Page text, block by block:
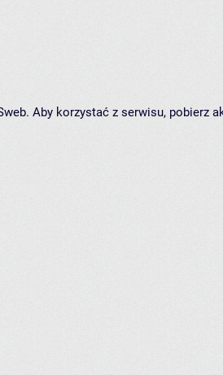
Aby korzystać z serwisu, pobierz